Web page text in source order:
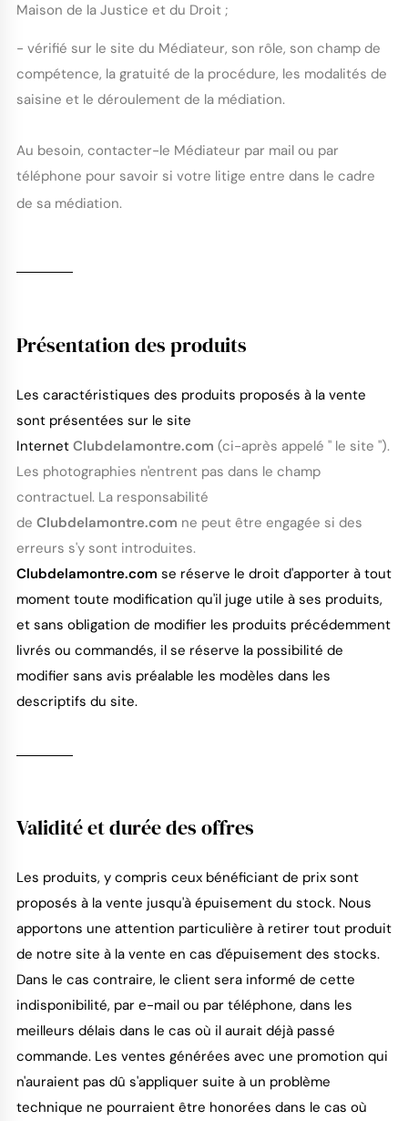
Maison de la Justice et du Droit ;
- vérifié sur le site du Médiateur, son rôle, son champ de
compétence, la gratuité de la procédure, les modalités de
saisine et le déroulement de la médiation.
Au besoin, contacter-le Médiateur par mail ou par
téléphone pour savoir si votre litige entre dans le cadre
de sa médiation.
Présentation des produits
Les caractéristiques des produits proposés à la vente
sont présentées sur le site
Internet Clubdelamontre.com (ci-après appelé " le site ").
Les photographies n'entrent pas dans le champ
contractuel. La responsabilité
de Clubdelamontre.com ne peut être engagée si des
erreurs s'y sont introduites.
Clubdelamontre.com se réserve le droit d'apporter à tout
moment toute modification qu'il juge utile à ses produits,
et sans obligation de modifier les produits précédemment
livrés ou commandés, il se réserve la possibilité de
modifier sans avis préalable les modèles dans les
descriptifs du site.
Validité et durée des offres
Les produits, y compris ceux bénéficiant de prix sont
proposés à la vente jusqu'à épuisement du stock. Nous
apportons une attention particulière à retirer tout produit
de notre site à la vente en cas d'épuisement des stocks.
Dans le cas contraire, le client sera informé de cette
indisponibilité, par e-mail ou par téléphone, dans les
meilleurs délais dans le cas où il aurait déjà passé
commande. Les ventes générées avec une promotion qui
n'auraient pas dû s'appliquer suite à un problème
technique ne pourraient être honorées dans le cas où